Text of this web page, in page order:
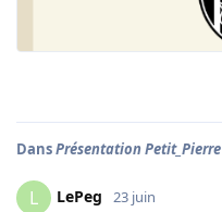
DansPrésentation Petit_Pierre
L LePeg 23 juin